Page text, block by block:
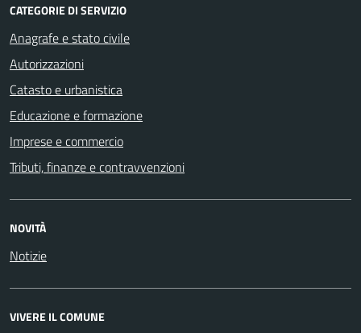
CATEGORIE DI SERVIZIO
Anagrafe e stato civile
Autorizzazioni
Catasto e urbanistica
Educazione e formazione
Imprese e commercio
Tributi, finanze e contravvenzioni
NOVITÀ
Notizie
VIVERE IL COMUNE